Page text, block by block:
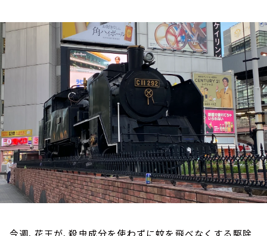
お知らせ
イベント・グッズ
YouTube
会社情報
今週、花王が、殺虫成分を使わずに蚊を飛べなくする駆除